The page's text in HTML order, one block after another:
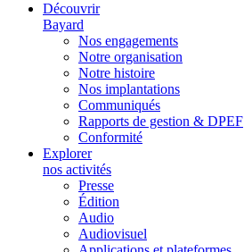
Découvrir
Bayard
Nos engagements
Notre organisation
Notre histoire
Nos implantations
Communiqués
Rapports de gestion & DPEF
Conformité
Explorer
nos activités
Presse
Édition
Audio
Audiovisuel